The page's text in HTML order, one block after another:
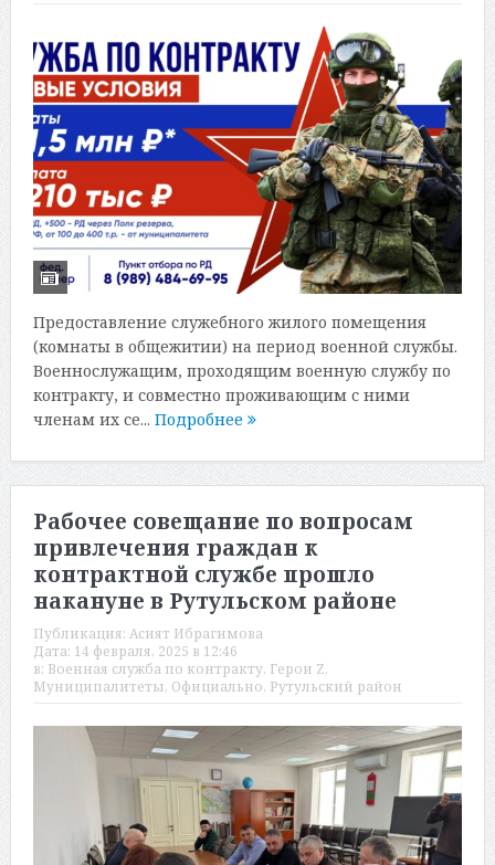
Предоставление служебного жилого помещения
(комнаты в общежитии) на период военной службы.
Военнослужащим, проходящим военную службу по
контракту, и совместно проживающим с ними
членам их се... Подробнее
Рабочее совещание по вопросам
привлечения граждан к
контрактной службе прошло
накануне в Рутульском районе
Публикация: Асият Ибрагимова
Дата: 14 февраля, 2025 в 12:46
в: Военная служба по контракту, Герои Z,
Муниципалитеты, Официально, Рутульский район